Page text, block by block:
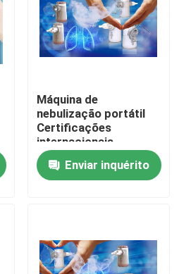
Máquina de
nebulização portátil
Certificações
internacionais
Enviar inquérito